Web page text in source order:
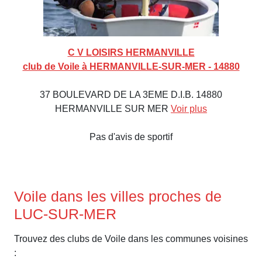
C V LOISIRS HERMANVILLE
club de Voile à HERMANVILLE-SUR-MER - 14880
37 BOULEVARD DE LA 3EME D.I.B. 14880
HERMANVILLE SUR MER Voir plus
Pas d'avis de sportif
Voile dans les villes proches de
LUC-SUR-MER
Trouvez des clubs de Voile dans les communes voisines
: